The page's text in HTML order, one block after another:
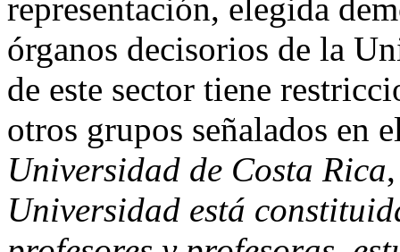
representación, elegida
órganos decisorios de la
de este sector tiene
otros grupos señalados en
Universidad de Costa Rica
Universidad está